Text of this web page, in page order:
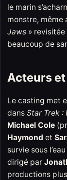
le marin
monstre, même
Jaws »
beaucoup de
Acteurs
Le casting met
dans Star Trek :
Michael Cole
Haymond et
survie sous
dirigé par
productions